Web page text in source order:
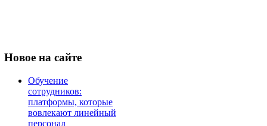
Новое на сайте
Обучение
сотрудников:
платформы, которые
вовлекают линейный
персонал